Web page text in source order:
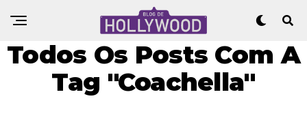
Todos Os Posts Com A
Tag "Coachella"